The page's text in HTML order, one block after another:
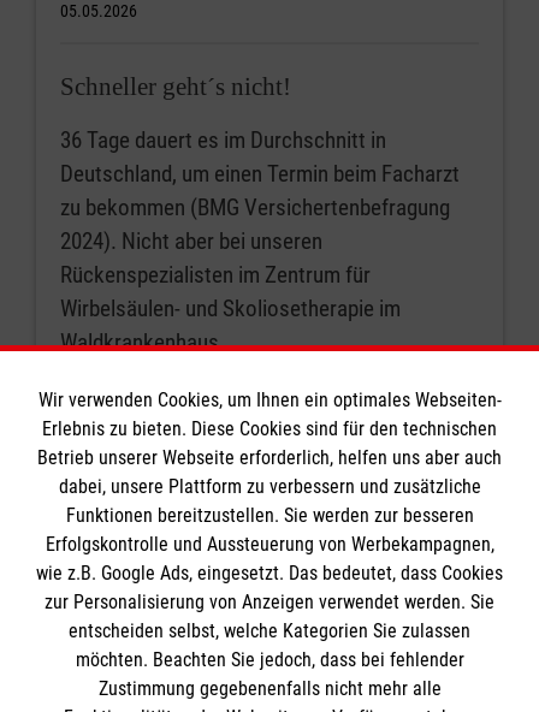
05.05.2026
Schneller geht´s nicht!
36 Tage dauert es im Durchschnitt in
Deutschland, um einen Termin beim Facharzt
zu bekommen (BMG Versichertenbefragung
2024). Nicht aber bei unseren
Rückenspezialisten im Zentrum für
Wirbelsäulen- und Skoliosetherapie im
Waldkrankenhaus
Seite 1 von 15.
1 2 3 … 15 nächste
Wir verwenden Cookies, um Ihnen ein optimales Webseiten-
Erlebnis zu bieten. Diese Cookies sind für den technischen
Betrieb unserer Webseite erforderlich, helfen uns aber auch
dabei, unsere Plattform zu verbessern und zusätzliche
Funktionen bereitzustellen. Sie werden zur besseren
Erfolgskontrolle und Aussteuerung von Werbekampagnen,
wie z.B. Google Ads, eingesetzt. Das bedeutet, dass Cookies
zur Personalisierung von Anzeigen verwendet werden. Sie
entscheiden selbst, welche Kategorien Sie zulassen
möchten. Beachten Sie jedoch, dass bei fehlender
Zustimmung gegebenenfalls nicht mehr alle